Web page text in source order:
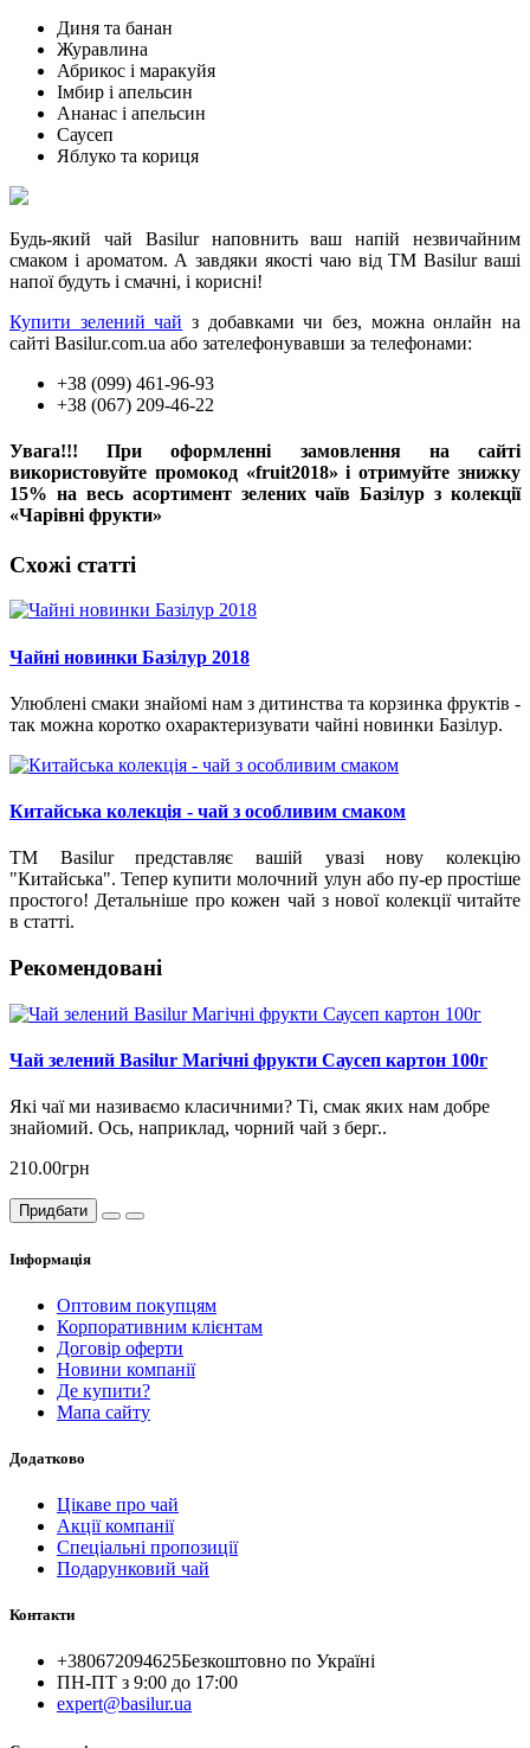
Диня та банан
Журавлина
Абрикос і маракуйя
Імбир і апельсин
Ананас і апельсин
Саусеп
Яблуко та кориця
Будь-який чай Basilur наповнить ваш напій незвичайним
смаком і ароматом. А завдяки якості чаю від ТМ Basilur ваші
напої будуть і смачні, і корисні!
Купити зелений чай з добавками чи без, можна онлайн на
сайті Basilur.com.ua або зателефонувавши за телефонами:
+38 (099) 461-96-93
+38 (067) 209-46-22
Увага!!! При оформленні замовлення на сайті
використовуйте промокод «fruit2018» і отримуйте знижку
15% на весь асортимент зелених чаїв Базілур з колекції
«Чарівні фрукти»
Схожі статті
Чайні новинки Базілур 2018
Улюблені смаки знайомі нам з дитинства та корзинка фруктів -
так можна коротко охарактеризувати чайні новинки Базілур.
Китайська колекція - чай з особливим смаком
ТМ Basilur представляє вашій увазі нову колекцію
"Китайська". Тепер купити молочний улун або пу-ер простіше
простого! Детальніше про кожен чай з нової колекції читайте
в статті.
Рекомендовані
Чай зелений Basilur Магічні фрукти Саусеп картон 100г
Які чаї ми називаємо класичними? Ті, смак яких нам добре
знайомий. Ось, наприклад, чорний чай з берг..
210.00грн
Придбати
Інформація
Оптовим покупцям
Корпоративним клієнтам
Договір оферти
Новини компанії
Де купити?
Мапа сайту
Додатково
Цікаве про чай
Акції компанії
Спеціальні пропозиції
Подарунковий чай
Контакти
+380672094625Безкоштовно по Україні
ПН-ПТ з 9:00 до 17:00
expert@basilur.ua